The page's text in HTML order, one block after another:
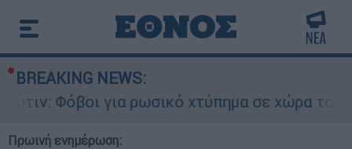
BREAKING NEWS:
για ρωσικό χτύπημα σε χώρα του ΝΑΤΟ - Τα
Πρωινή ενημέρωση: